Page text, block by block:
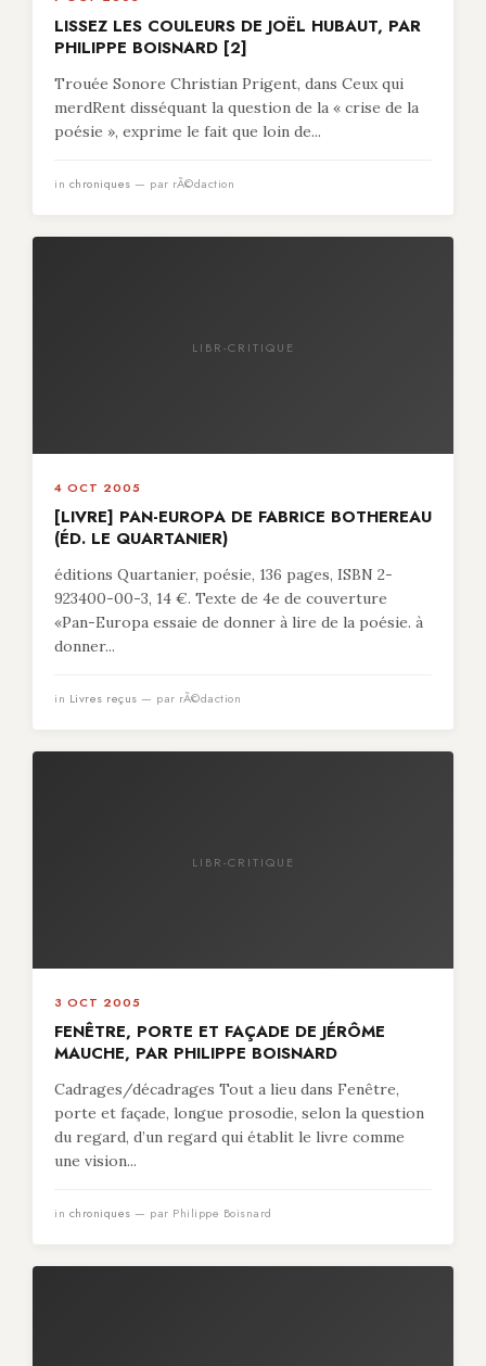
LISSEZ LES COULEURS DE JOËL HUBAUT, PAR
PHILIPPE BOISNARD [2]
Trouée Sonore Christian Prigent, dans Ceux qui
merdRent disséquant la question de la « crise de la
poésie », exprime le fait que loin de...
in chroniques — par rÃ©daction
LIBR-CRITIQUE
4 OCT 2005
[LIVRE] PAN-EUROPA DE FABRICE BOTHEREAU
(ÉD. LE QUARTANIER)
éditions Quartanier, poésie, 136 pages, ISBN 2-
923400-00-3, 14 €. Texte de 4e de couverture
«Pan-Europa essaie de donner à lire de la poésie. à
donner...
in Livres reçus — par rÃ©daction
LIBR-CRITIQUE
3 OCT 2005
FENÊTRE, PORTE ET FAÇADE DE JÉRÔME
MAUCHE, PAR PHILIPPE BOISNARD
Cadrages/décadrages Tout a lieu dans Fenêtre,
porte et façade, longue prosodie, selon la question
du regard, d’un regard qui établit le livre comme
une vision...
in chroniques — par Philippe Boisnard